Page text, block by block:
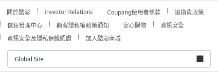
關於酷澎 Investor Relations Coupang使用者條款
退換貨政策
信任管理中心
顧客隱私權政策通知 安心購物
資訊安全
資訊安全及隱私保護認證
加入酷澎商城
Global Site